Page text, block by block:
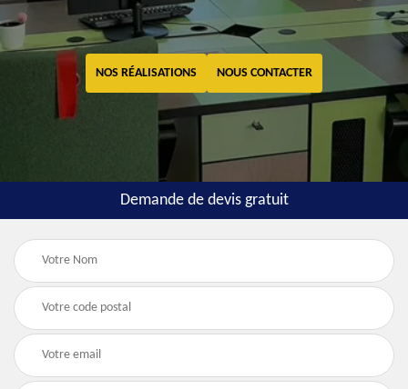
NOS RÉALISATIONS NOUS CONTACTER
Demande de devis gratuit